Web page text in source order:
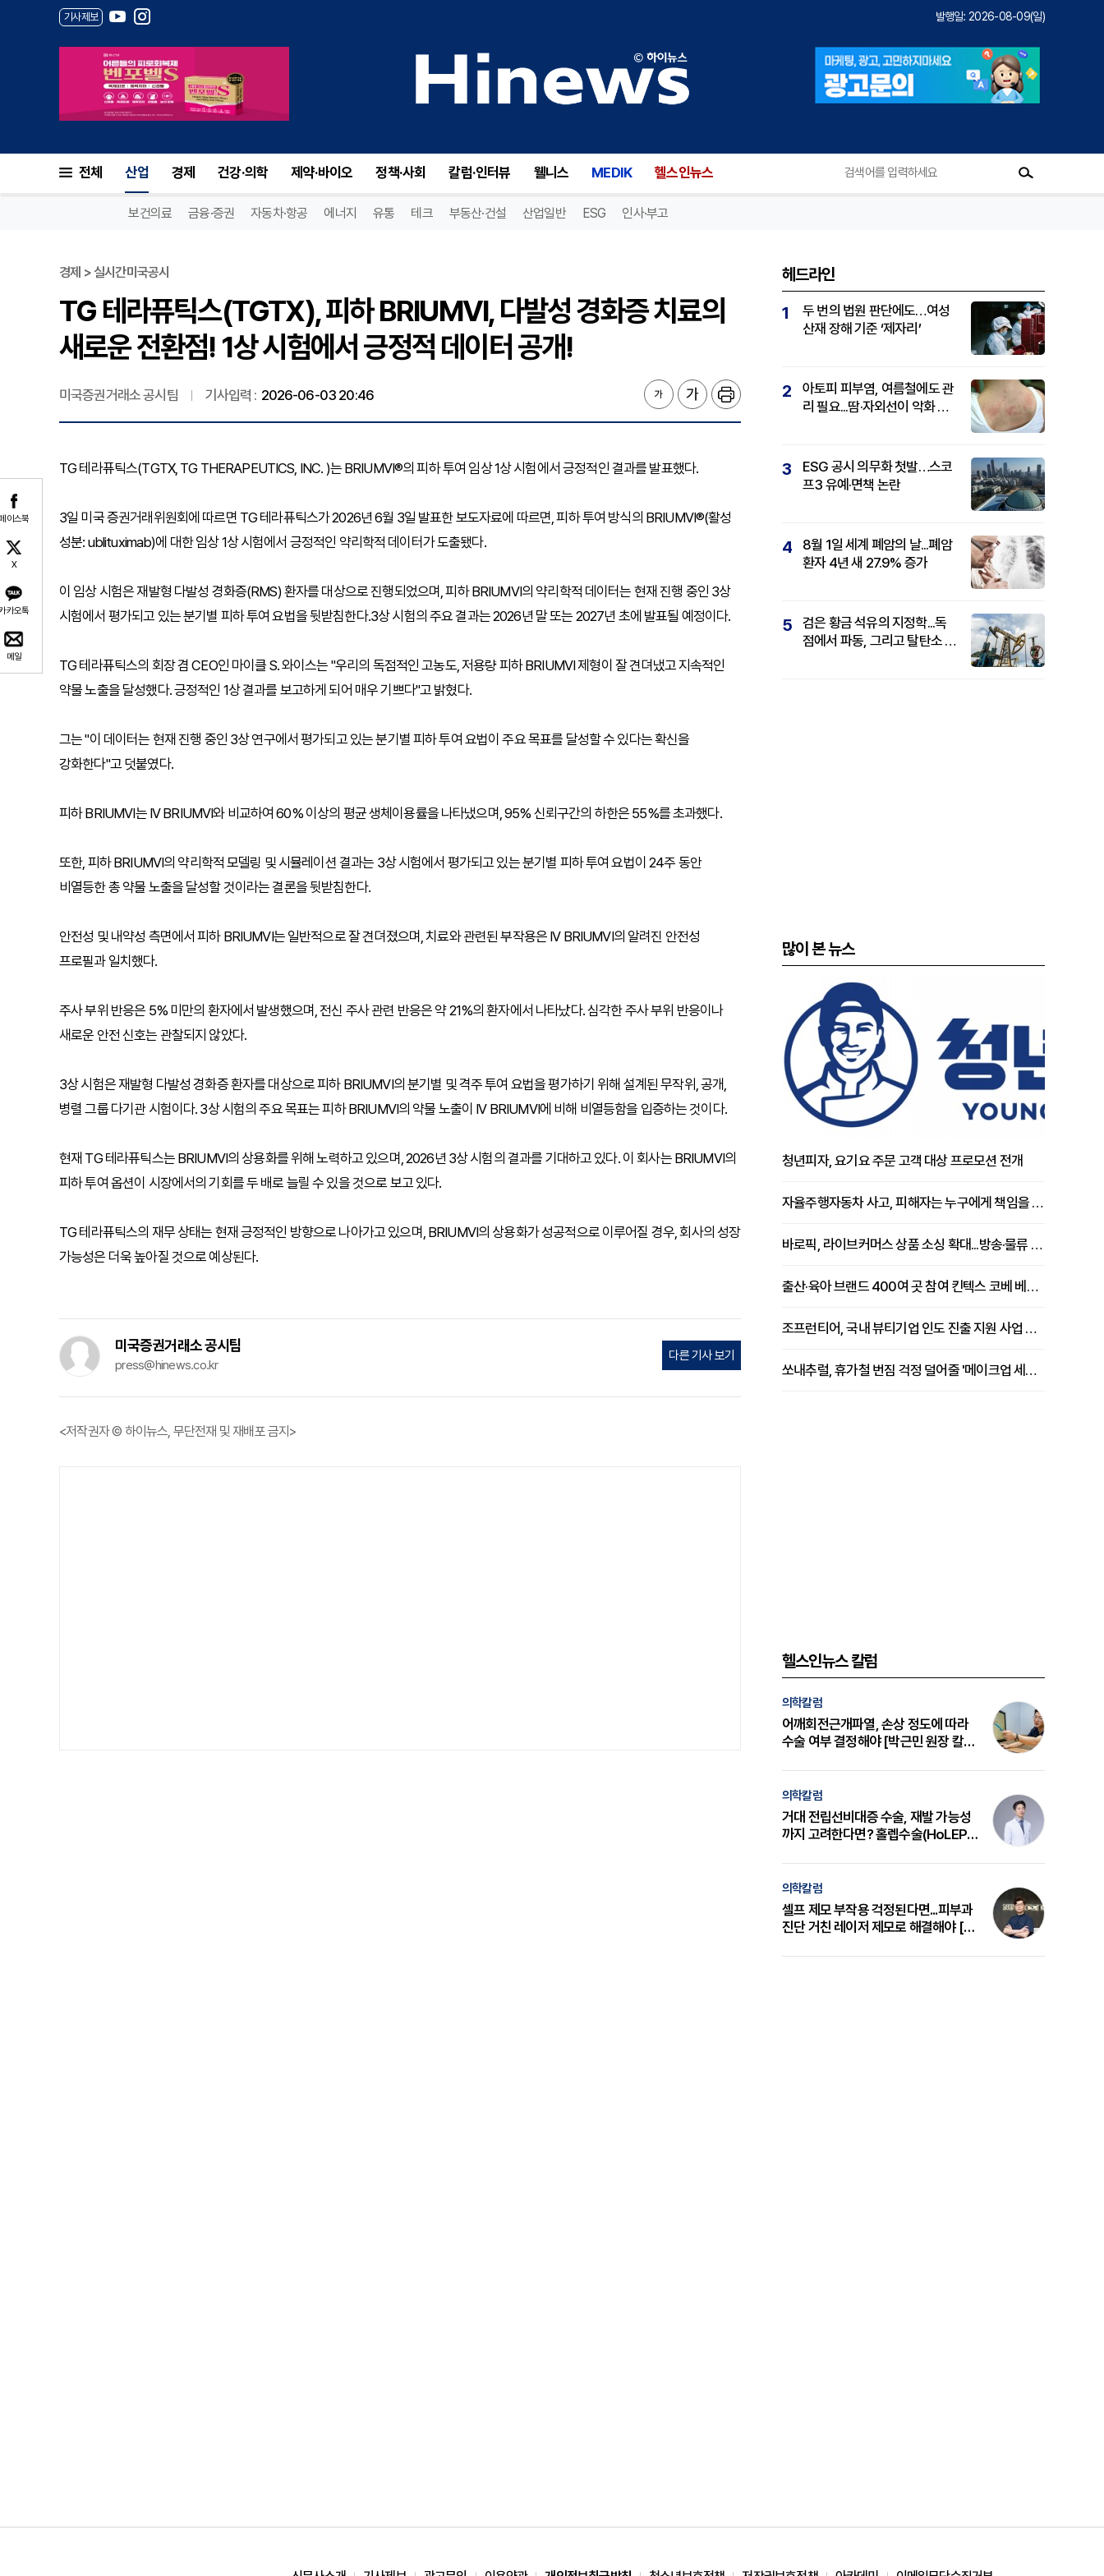
기사제보 발행일: 2026-08-09(일)
전체 산업 경제 건강·의학 제약·바이오 정책·사회 칼럼·인터뷰 웰니스 MEDIK 헬스인뉴스
보건의료 금융·증권 자동차·항공 에너지 유통 테크 부동산·건설 산업일반 ESG 인사·부고
이스북
X
카오톡
메일
경제 > 실시간미국공시
TG 테라퓨틱스(TGTX), 피하 BRIUMVI, 다발성 경화증 치료의
새로운 전환점! 1상 시험에서 긍정적 데이터 공개!
미국증권거래소 공시팀 기사입력 : 2026-06-03 20:46
TG 테라퓨틱스(TGTX, TG THERAPEUTICS, INC. )는 BRIUMVI®의 피하 투여 임상 1상 시험에서 긍정적인 결과를 발표했다.
3일 미국 증권거래위원회에 따르면 TG 테라퓨틱스가 2026년 6월 3일 발표한 보도자료에 따르면, 피하 투여 방식의 BRIUMVI®(활성
성분: ublituximab)에 대한 임상 1상 시험에서 긍정적인 약리학적 데이터가 도출됐다.
이 임상 시험은 재발형 다발성 경화증(RMS) 환자를 대상으로 진행되었으며, 피하 BRIUMVI의 약리학적 데이터는 현재 진행 중인 3상
시험에서 평가되고 있는 분기별 피하 투여 요법을 뒷받침한다.3상 시험의 주요 결과는 2026년 말 또는 2027년 초에 발표될 예정이다.
TG 테라퓨틱스의 회장 겸 CEO인 마이클 S. 와이스는 "우리의 독점적인 고농도, 저용량 피하 BRIUMVI 제형이 잘 견뎌냈고 지속적인
약물 노출을 달성했다. 긍정적인 1상 결과를 보고하게 되어 매우 기쁘다"고 밝혔다.
그는 "이 데이터는 현재 진행 중인 3상 연구에서 평가되고 있는 분기별 피하 투여 요법이 주요 목표를 달성할 수 있다는 확신을
강화한다"고 덧붙였다.
피하 BRIUMVI는 IV BRIUMVI와 비교하여 60% 이상의 평균 생체이용률을 나타냈으며, 95% 신뢰구간의 하한은 55%를 초과했다.
또한, 피하 BRIUMVI의 약리학적 모델링 및 시뮬레이션 결과는 3상 시험에서 평가되고 있는 분기별 피하 투여 요법이 24주 동안
비열등한 총 약물 노출을 달성할 것이라는 결론을 뒷받침한다.
안전성 및 내약성 측면에서 피하 BRIUMVI는 일반적으로 잘 견뎌졌으며, 치료와 관련된 부작용은 IV BRIUMVI의 알려진 안전성
프로필과 일치했다.
주사 부위 반응은 5% 미만의 환자에서 발생했으며, 전신 주사 관련 반응은 약 21%의 환자에서 나타났다. 심각한 주사 부위 반응이나
새로운 안전 신호는 관찰되지 않았다.
3상 시험은 재발형 다발성 경화증 환자를 대상으로 피하 BRIUMVI의 분기별 및 격주 투여 요법을 평가하기 위해 설계된 무작위, 공개,
병렬 그룹 다기관 시험이다. 3상 시험의 주요 목표는 피하 BRIUMVI의 약물 노출이 IV BRIUMVI에 비해 비열등함을 입증하는 것이다.
현재 TG 테라퓨틱스는 BRIUMVI의 상용화를 위해 노력하고 있으며, 2026년 3상 시험의 결과를 기대하고 있다. 이 회사는 BRIUMVI의
피하 투여 옵션이 시장에서의 기회를 두 배로 늘릴 수 있을 것으로 보고 있다.
TG 테라퓨틱스의 재무 상태는 현재 긍정적인 방향으로 나아가고 있으며, BRIUMVI의 상용화가 성공적으로 이루어질 경우, 회사의 성장
가능성은 더욱 높아질 것으로 예상된다.
미국증권거래소 공시팀
press@hinews.co.kr
다른 기사 보기
<저작권자 © 하이뉴스, 무단전재 및 재배포 금지>
헤드라인
1
두 번의 법원 판단에도…여성
산재 장해 기준 ‘제자리’
2
아토피 피부염, 여름철에도 관
리 필요...땀·자외선이 악화 요
3
ESG 공시 의무화 첫발…스코
프3 유예·면책 논란
4
8월 1일 세계 폐암의 날...폐암
환자 4년 새 27.9% 증가
5
검은 황금 석유의 지정학...독
점에서 파동, 그리고 탈탄소 패
많이 본 뉴스
청년피자, 요기요 주문 고객 대상 프로모션 전개
자율주행자동차 사고, 피해자는 누구에게 책임을 물을 수 있을까
바로픽, 라이브커머스 상품 소싱 확대...방송·물류 원스톱 지원 강화
출산·육아 브랜드 400여 곳 참여 킨텍스 코베 베이비페어 개막
조프런티어, 국내 뷰티기업 인도 진출 지원 사업 추진
쏘내추럴, 휴가철 번짐 걱정 덜어줄 '메이크업 세팅 멀티 매직 실러' 제안
헬스인뉴스 칼럼
의학칼럼
어깨회전근개파열, 손상 정도에 따라
수술 여부 결정해야 [박근민 원장 칼
의학칼럼
거대 전립선비대증 수술, 재발 가능성
까지 고려한다면? 홀렙수술(HoLEP)
의학칼럼
셀프 제모 부작용 걱정된다면...피부과
진단 거친 레이저 제모로 해결해야 [변